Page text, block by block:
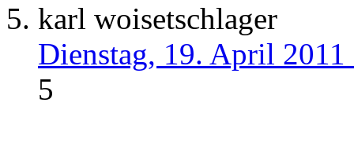
karl woisetschlager
Dienstag, 19. April 2011
5